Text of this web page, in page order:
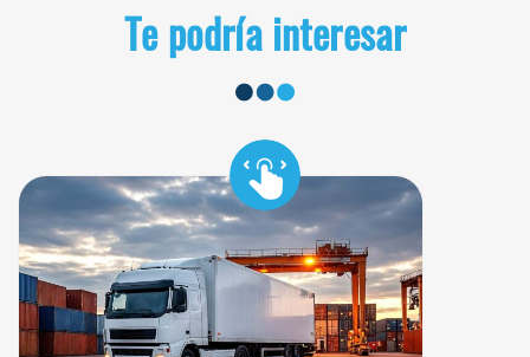
Te podría interesar